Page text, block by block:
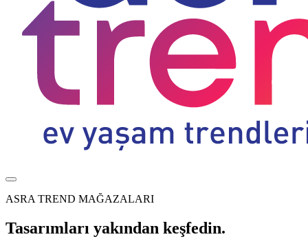
ASRA TREND MAĞAZALARI
Tasarımları yakından keşfedin.